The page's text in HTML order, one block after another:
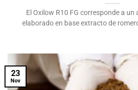
El Oxilow R10 FG corresponde a
elaborado en base extracto de
23
Nov